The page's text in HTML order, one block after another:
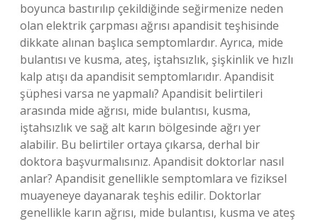
boyunca bastırılıp çekildiğinde seğirmenize neden
olan elektrik çarpması ağrısı apandisit teşhisinde
dikkate alınan başlıca semptomlardır. Ayrıca, mide
bulantısı ve kusma, ateş, iştahsızlık, şişkinlik ve hızlı
kalp atışı da apandisit semptomlarıdır. Apandisit
şüphesi varsa ne yapmalı? Apandisit belirtileri
arasında mide ağrısı, mide bulantısı, kusma,
iştahsızlık ve sağ alt karın bölgesinde ağrı yer
alabilir. Bu belirtiler ortaya çıkarsa, derhal bir
doktora başvurmalısınız. Apandisit doktorlar nasıl
anlar? Apandisit genellikle semptomlara ve fiziksel
muayeneye dayanarak teşhis edilir. Doktorlar
genellikle karın ağrısı, mide bulantısı, kusma ve ateş